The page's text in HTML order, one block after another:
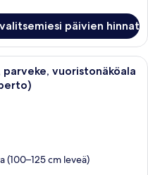
päivien hinnat
on poreallas,
vuoristonäköala
(100–125 cm leveä)